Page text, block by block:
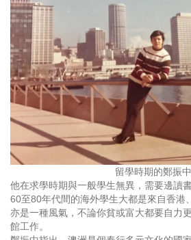
留學時期的鄭振中
他在求學時期與一般學生無異，需要邊讀
60至80年代間的海外學生大都是來自香港
亦是一種風氣，不論你貧或富大都要自力
館工作。